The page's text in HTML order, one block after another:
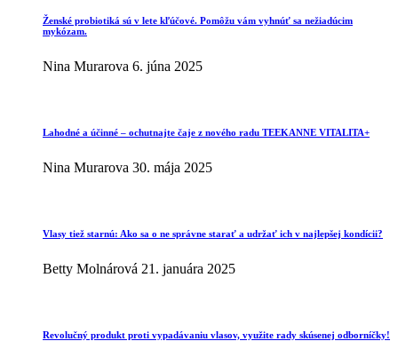
Ženské probiotiká sú v lete kľúčové. Pomôžu vám vyhnúť sa nežiadúcim
mykózam.
Nina Murarova 6. júna 2025
Lahodné a účinné – ochutnajte čaje z nového radu TEEKANNE VITALITA+
Nina Murarova 30. mája 2025
Vlasy tiež starnú: Ako sa o ne správne starať a udržať ich v najlepšej kondícii?
Betty Molnárová 21. januára 2025
Revolučný produkt proti vypadávaniu vlasov, využite rady skúsenej odborníčky!